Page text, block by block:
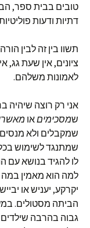
טובים בבית ספר,
דתיות ודעות
תשוו בין זה לבין
ציונים, אין שעת גג,
לאמונות משלהם.
אני רק רוצה שיהיה
שמסכימיםאו
שמקבלים ולא
שמתנגד לשימוש
לו להגיד בנושא עם
למה הוא מאמין במה
יקרקע, יעניש או
הביתה מסטולים.
גבוה בהרבה